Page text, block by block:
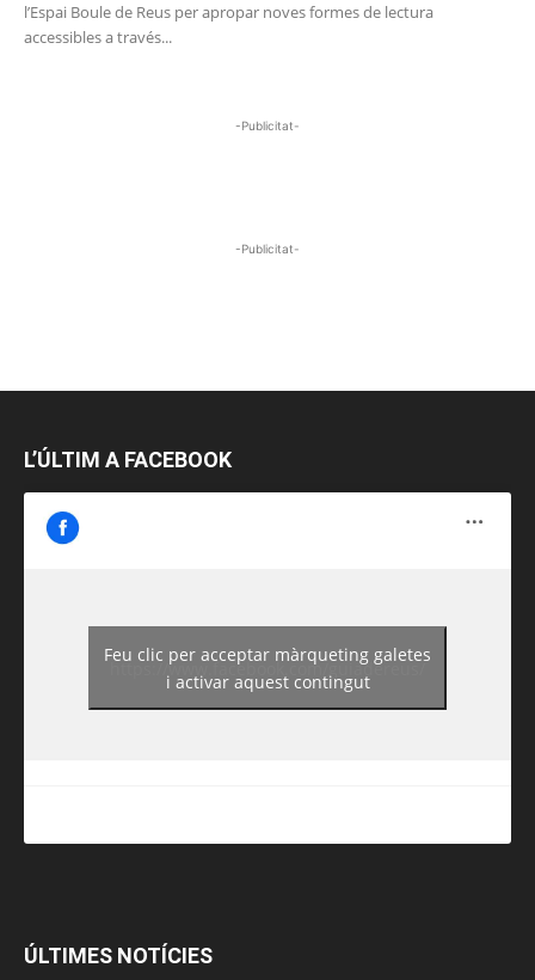
l’Espai Boule de Reus per apropar noves formes de lectura
accessibles a través...
-Publicitat-
-Publicitat-
L’ÚLTIM A FACEBOOK
https://www.facebook.com/guiadereus/
Feu clic per acceptar màrqueting galetes
i activar aquest contingut
ÚLTIMES NOTÍCIES